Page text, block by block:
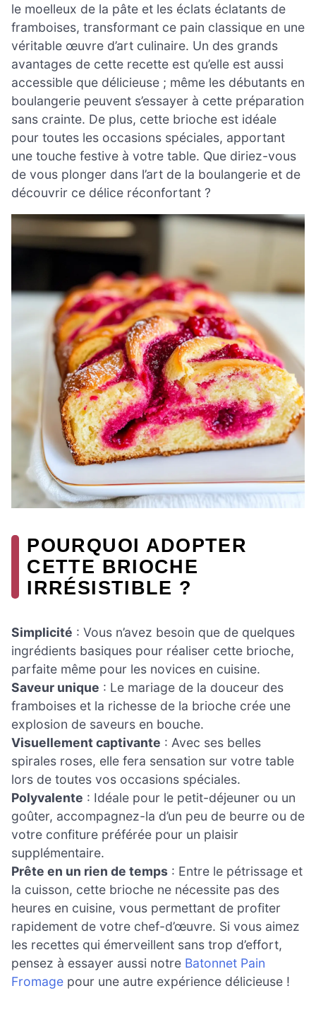
le moelleux de la pâte et les éclats éclatants de
framboises, transformant ce pain classique en une
véritable œuvre d’art culinaire. Un des grands
avantages de cette recette est qu’elle est aussi
accessible que délicieuse ; même les débutants en
boulangerie peuvent s’essayer à cette préparation
sans crainte. De plus, cette brioche est idéale
pour toutes les occasions spéciales, apportant
une touche festive à votre table. Que diriez-vous
de vous plonger dans l’art de la boulangerie et de
découvrir ce délice réconfortant ?
POURQUOI ADOPTER
CETTE BRIOCHE
IRRÉSISTIBLE ?
Simplicité : Vous n’avez besoin que de quelques
ingrédients basiques pour réaliser cette brioche,
parfaite même pour les novices en cuisine.
Saveur unique : Le mariage de la douceur des
framboises et la richesse de la brioche crée une
explosion de saveurs en bouche.
Visuellement captivante : Avec ses belles
spirales roses, elle fera sensation sur votre table
lors de toutes vos occasions spéciales.
Polyvalente : Idéale pour le petit-déjeuner ou un
goûter, accompagnez-la d’un peu de beurre ou de
votre confiture préférée pour un plaisir
supplémentaire.
Prête en un rien de temps : Entre le pétrissage et
la cuisson, cette brioche ne nécessite pas des
heures en cuisine, vous permettant de profiter
rapidement de votre chef-d’œuvre. Si vous aimez
les recettes qui émerveillent sans trop d’effort,
pensez à essayer aussi notre Batonnet Pain
Fromage pour une autre expérience délicieuse !